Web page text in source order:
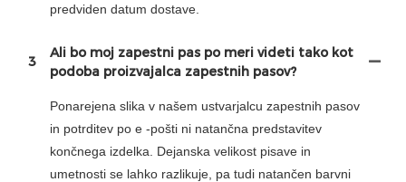
predviden datum dostave.
3
Ali bo moj zapestni pas po meri videti tako kot
podoba proizvajalca zapestnih pasov?
Ponarejena slika v našem ustvarjalcu zapestnih pasov
in potrditev po e -pošti ni natančna predstavitev
končnega izdelka. Dejanska velikost pisave in
umetnosti se lahko razlikuje, pa tudi natančen barvni